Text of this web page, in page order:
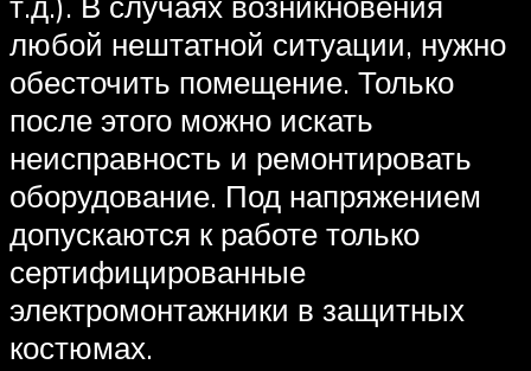
любой нештатной ситуации, нужно
обесточить помещение. Только
после этого можно искать
неисправность и ремонтировать
оборудование. Под напряжением
допускаются к работе только
сертифицированные
электромонтажники в защитных
костюмах.